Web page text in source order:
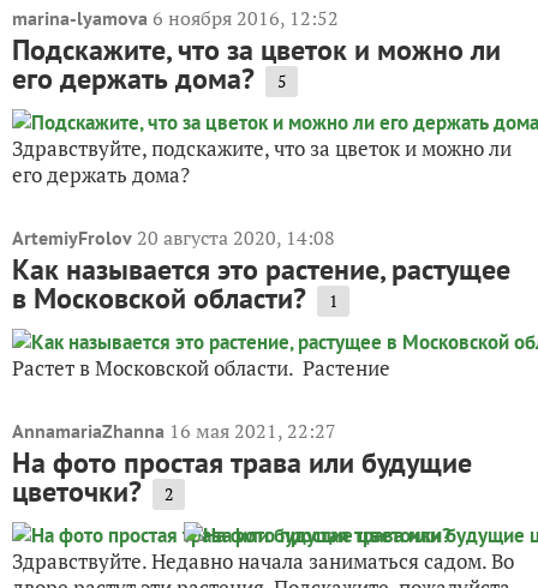
marina-lyamova 6 ноября 2016, 12:52
Подскажите, что за цветок и можно ли
его держать дома? 5
Здравствуйте, подскажите, что за цветок и можно ли
его держать дома?
ArtemiyFrolov 20 августа 2020, 14:08
Как называется это растение, растущее
в Московской области? 1
Растет в Московской области. Растение
AnnamariaZhanna 16 мая 2021, 22:27
На фото простая трава или будущие
цветочки? 2
Здравствуйте. Недавно начала заниматься садом. Во